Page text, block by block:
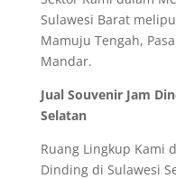
Sulawesi Barat
Mamuju Tengah,
Mandar.
Jual Souvenir Jam
Selatan
Ruang Lingkup Kami
Dinding di Sulawesi